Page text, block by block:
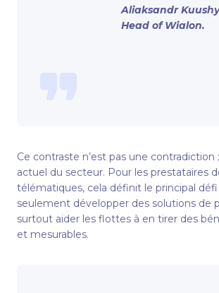
Aliaksandr
Head of Wialon.
Ce contraste n’est pas une contradiction
actuel du secteur. Pour les prestataires
télématiques, cela définit le principal défi
seulement développer des solutions de
surtout aider les flottes à en tirer des
et mesurables.